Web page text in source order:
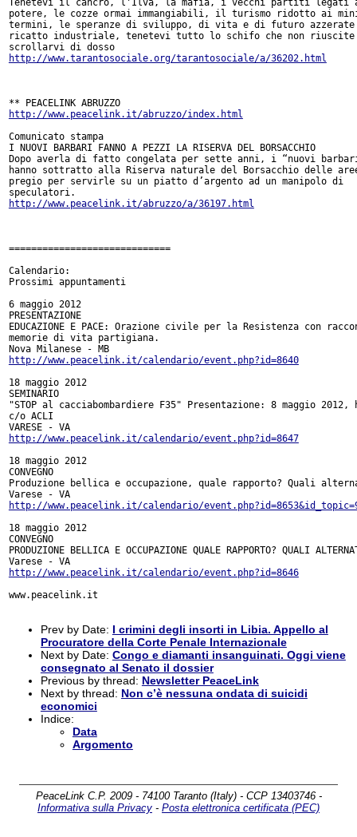
potere, le cozze ormai immangiabili, il turismo ridotto ai
termini, le speranze di sviluppo, di vita e di futuro
ricatto industriale, tenetevi tutto lo schifo che non riuscite
scrollarvi di dosso
http://www.tarantosociale.org/tarantosociale/a/36202.html
** PEACELINK ABRUZZO
http://www.peacelink.it/abruzzo/index.html
Comunicato stampa
I NUOVI BARBARI FANNO A PEZZI LA RISERVA DEL BORSACCHIO
Dopo averla di fatto congelata per sette anni, i “nuovi
hanno sottratto alla Riserva naturale del Borsacchio delle
pregio per servirle su un piatto d’argento ad un manipolo di
http://www.peacelink.it/abruzzo/a/36197.html
=============================
Calendario:
Prossimi appuntamenti
6 maggio 2012
PRESENTAZIONE
EDUCAZIONE E PACE: Orazione civile per la Resistenza con
memorie di vita partigiana.
Nova Milanese - MB
http://www.peacelink.it/calendario/event.php?id=8640
18 maggio 2012
SEMINARIO
"STOP al cacciabombardiere F35" Presentazione: 8 maggio 2012,
c/o ACLI
VARESE - VA
http://www.peacelink.it/calendario/event.php?id=8647
18 maggio 2012
CONVEGNO
Produzione bellica e occupazione, quale rapporto? Quali
Varese - VA
http://www.peacelink.it/calendario/
18 maggio 2012
CONVEGNO
PRODUZIONE BELLICA E OCCUPAZIONE QUALE RAPPORTO? QUALI
Varese - VA
http://www.peacelink.it/calendario/event.php?id=8646
www.peacelink.it
Prev by Date: I crimini degli insorti in Libia. Appello al
Procuratore della Corte Penale Internazionale
Next by Date: Congo e diamanti insanguinati. Oggi viene
consegnato al Senato il dossier
Previous by thread: Newsletter PeaceLink
Next by thread: Non c’è nessuna ondata di suicidi
economici
Indice:
Data
Argomento
PeaceLink C.P. 2009 - 74100 Taranto (Italy) - CCP 13403746 -
Informativa sulla Privacy - Posta elettronica certificata (PEC)